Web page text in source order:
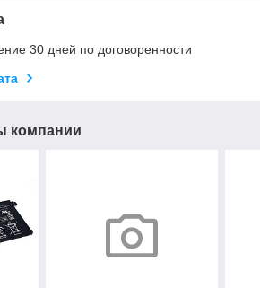
30 дней по договоренности
компании